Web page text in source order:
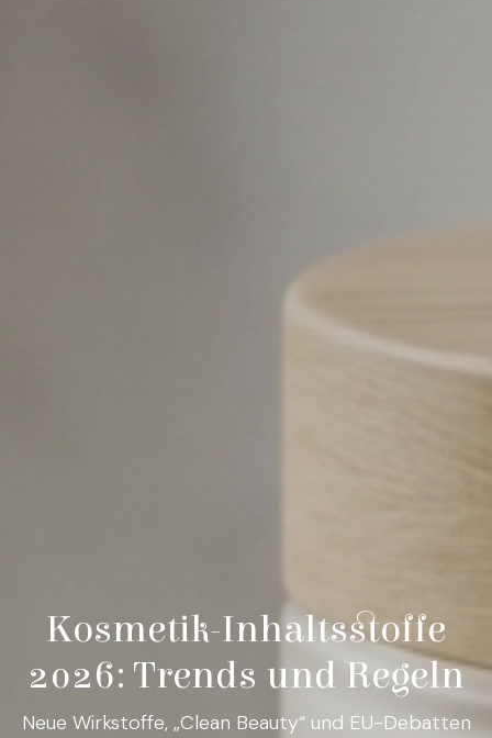
Kosmetik-Inhaltsstoffe
2026: Trends und Regeln
Neue Wirkstoffe, „Clean Beauty“ und EU-Debatten